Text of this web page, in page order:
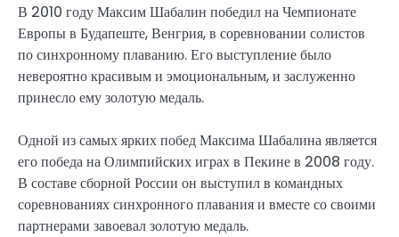
В 2010 году Максим Шабалин победил на Чемпионате
Европы в Будапеште, Венгрия, в соревновании солистов
по синхронному плаванию. Его выступление было
невероятно красивым и эмоциональным, и заслуженно
принесло ему золотую медаль.
Одной из самых ярких побед Максима Шабалина является
его победа на Олимпийских играх в Пекине в 2008 году.
В составе сборной России он выступил в командных
соревнованиях синхронного плавания и вместе со своими
партнерами завоевал золотую медаль.